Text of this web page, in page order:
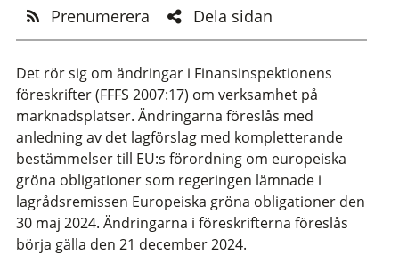
Prenumerera Dela sidan
Det rör sig om ändringar i Finansinspektionens
föreskrifter (FFFS 2007:17) om verksamhet på
marknadsplatser. Ändringarna föreslås med
anledning av det lagförslag med kompletterande
bestämmelser till EU:s förordning om europeiska
gröna obligationer som regeringen lämnade i
lagrådsremissen Europeiska gröna obligationer den
30 maj 2024. Ändringarna i föreskrifterna föreslås
börja gälla den 21 december 2024.